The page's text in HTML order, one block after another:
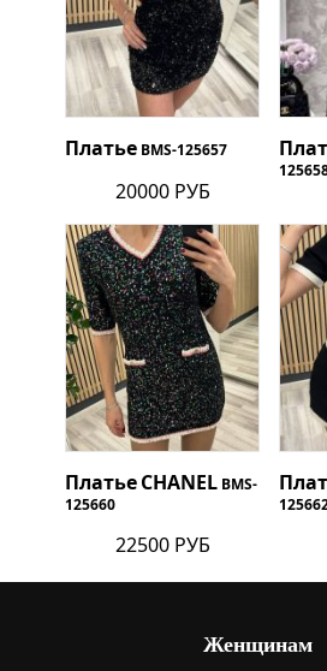
Платье BMS-125657
20000 РУБ
ПлатьеCHANEL BMS-
125660
22500 РУБ
Женщинам